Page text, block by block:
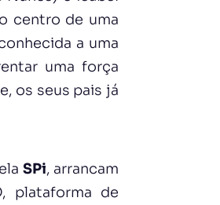
centro de uma
a uma
uma força
os seus pais já
SPi, arrancam
plataforma de